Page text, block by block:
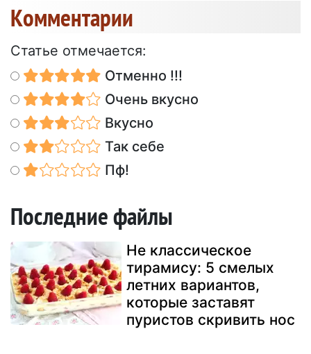
Kомментарии
Статье отмечается:
Отменно !!!
Очень вкусно
Вкусно
Так себе
Пф!
Последние файлы
Не классическое
тирамису: 5 смелых
летних вариантов,
которые заставят
пуристов скривить нос